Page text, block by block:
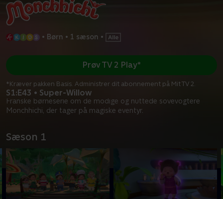
• Børn • 1 sæson •
S1:E43 • Super-Willow
Franske børneserie om de modige og nuttede sovevogtere
Monchhichi, der tager på magiske eventyr.
Prøv TV 2 Play*
*Kræver pakken Basis. Administrer dit abonnement på Mit TV 2.
Sæson 1